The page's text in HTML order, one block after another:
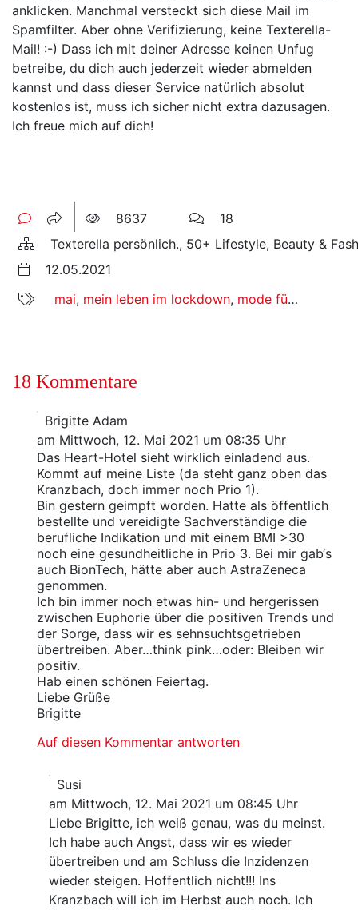
anklicken. Manchmal versteckt sich diese Mail im
Spamfilter. Aber ohne Verifizierung, keine Texterella-
Mail! :-) Dass ich mit deiner Adresse keinen Unfug
betreibe, du dich auch jederzeit wieder abmelden
kannst und dass dieser Service natürlich absolut
kostenlos ist, muss ich sicher nicht extra dazusagen.
Ich freue mich auf dich!
8637
18
Texterella persönlich., 50+ Lifestyle, Beauty &
12.05.2021
mai, mein leben im lockdown, mode für große größen
18 Kommentare
Brigitte Adam
am Mittwoch, 12. Mai 2021 um 08:35 Uhr
Das Heart-Hotel sieht wirklich einladend aus.
Kommt auf meine Liste (da steht ganz oben das
Kranzbach, doch immer noch Prio 1).
Bin gestern geimpft worden. Hatte als öffentlich
bestellte und vereidigte Sachverständige die
berufliche Indikation und mit einem BMI >30
noch eine gesundheitliche in Prio 3. Bei mir gab‘s
auch BionTech, hätte aber auch AstraZeneca
genommen.
Ich bin immer noch etwas hin- und hergerissen
zwischen Euphorie über die positiven Trends und
der Sorge, dass wir es sehnsuchtsgetrieben
übertreiben. Aber…think pink…oder: Bleiben wir
positiv.
Hab einen schönen Feiertag.
Liebe Grüße
Brigitte
Auf diesen Kommentar antworten
Susi
am Mittwoch, 12. Mai 2021 um 08:45 Uhr
Liebe Brigitte, ich weiß genau, was du meinst.
Ich habe auch Angst, dass wir es wieder
übertreiben und am Schluss die Inzidenzen
wieder steigen. Hoffentlich nicht!!! Ins
Kranzbach will ich im Herbst auch noch. Ich